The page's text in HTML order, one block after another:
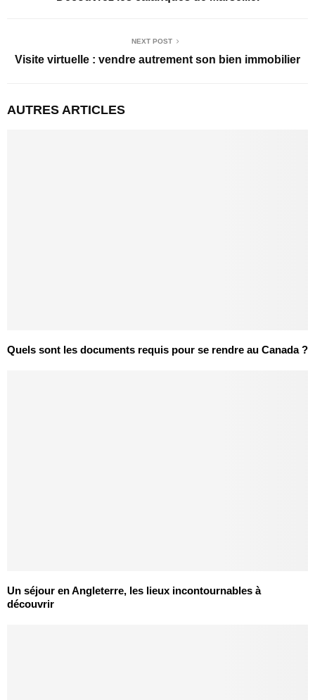
NEXT POST
Visite virtuelle : vendre autrement son bien immobilier
AUTRES ARTICLES
Quels sont les documents requis pour se rendre au Canada ?
Un séjour en Angleterre, les lieux incontournables à
découvrir